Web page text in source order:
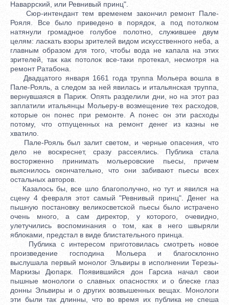
Наваррский, или Ревнивый принц".
Сюр-интендант тем временем закончил ремонт Пале-
Рояля. Все было приведено в порядок, а под потолком
натянули громадное голубое полотно, служившее двум
целям: ласкать взоры зрителей видом искусственного неба, а
главным образом для того, чтобы вода не капала на этих
зрителей, так как потолок все-таки протекал, несмотря на
ремонт Ратабона.
Двадцатого января 1661 года труппа Мольера вошла в
Пале-Рояль, а следом за ней явилась и итальянская труппа,
вернувшаяся в Париж. Опять разделили дни, но на этот раз
заплатили итальянцы Мольеру-в возмещение тех расходов,
которые он понес при ремонте. А понес он эти расходы
потому, что отпущенных на ремонт денег из казны не
хватило.
Пале-Рояль был залит светом, и черные опасения, что
дело не воскреснет, сразу рассеялись. Публика стала
восторженно принимать мольеровские пьесы, причем
выяснилось окончательно, что они забивают пьесы всех
остальных авторов.
Казалось бы, все шло благополучно, но тут и явился на
сцену 4 февраля этот самый "Ревнивый принц". Денег на
пышную постановку великосветской пьесы было истрачено
очень много, а сам директор, у которого, очевидно,
улетучились воспоминания о том, как в него швыряли
яблоками, предстал в виде блистательного принца.
Публика с интересом приготовилась смотреть новое
произведение господина Мольера и благосклонно
выслушала первый монолог Эльвиры в исполнении Терезы-
Маркизы Дюпарк. Появившийся дон Гарсиа начал свои
пышные монологи о славных опасностях и о блеске глаз
донны Эльвиры и о других возвышенных вещах. Монологи
эти были так длинны, что во время их публика не спеша